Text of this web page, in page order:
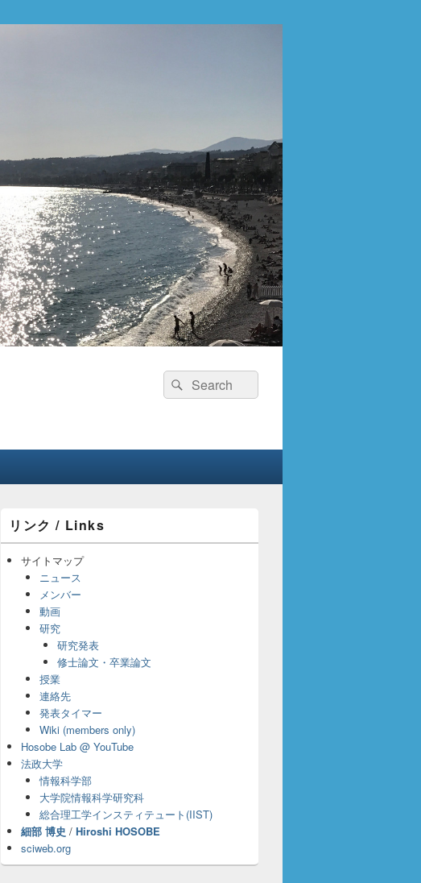
検
索:
検
索
ン
サ
ア
リンク / Links
サイトマップ
ニュース
メンバー
動画
研究
研究発表
修士論文・卒業論文
授業
連絡先
発表タイマー
Wiki (members only)
Hosobe Lab @ YouTube
法政大学
情報科学部
大学院情報科学研究科
総合理工学インスティテュート(IIST)
細部 博史 / Hiroshi HOSOBE
sciweb.org